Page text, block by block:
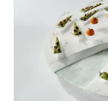
Revue de presse
Téléchargements
Thank you for booking
Tous les articles